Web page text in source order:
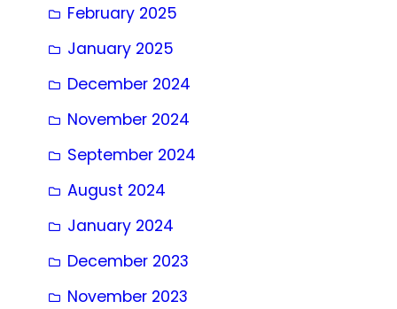
February 2025
January 2025
December 2024
November 2024
September 2024
August 2024
January 2024
December 2023
November 2023